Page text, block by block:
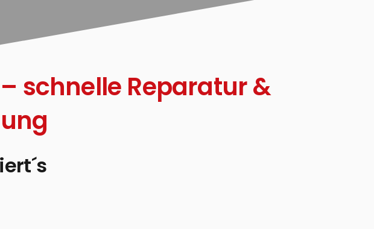
schnelle Reparatur &